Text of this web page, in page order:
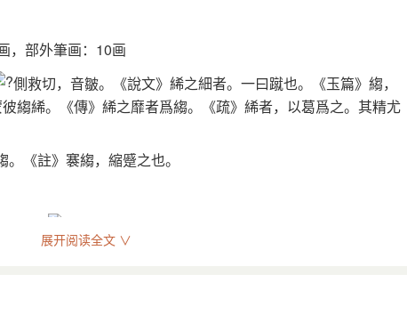
，部外筆画：10画
側救切，音皺。《說文》絺之細者。一曰蹴也。《玉篇》縐，
彼縐絺。《傳》絺之靡者爲縐。《疏》絺者，以葛爲之。其精尤
《註》褰縐，縮蹙之也。
展开阅读全文 ∨